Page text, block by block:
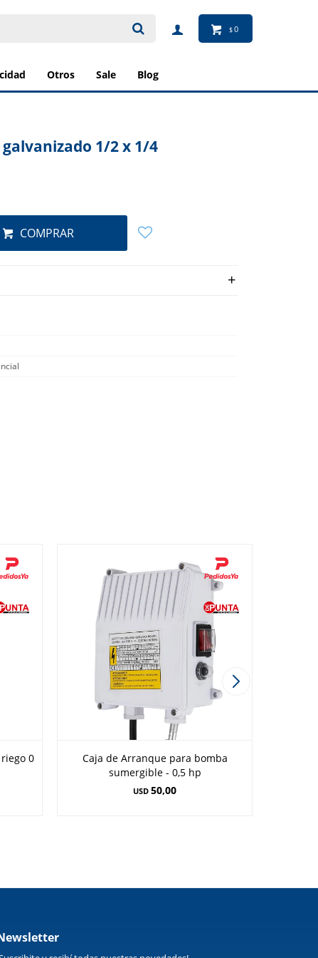
otros sale blog
$0
1/2 x 1/4
COMPRAR
0
Caja de Arranque para bomba
sumergible - 0,5 hp
USD 50,00